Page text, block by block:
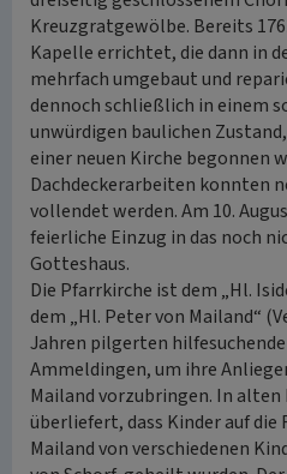
Kreuzgratgewölbe. Bereits
Kapelle errichtet, die dann in
mehrfach umgebaut und
dennoch schließlich in einem
unwürdigen baulichen
einer neuen Kirche begonnen
Dachdeckerarbeiten konnten
vollendet werden. Am 10.
feierliche Einzug in das noch
Gotteshaus.
Die Pfarrkirche ist dem „Hl.
dem „Hl. Peter von Mailand“
Jahren pilgerten
Ammeldingen, um ihre
Mailand vorzubringen. In
überliefert, dass Kinder auf die
Mailand von verschiedenen